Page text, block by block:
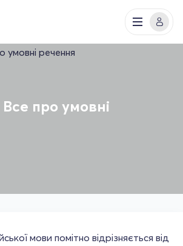
про умовні
мови помітно відрізняється від